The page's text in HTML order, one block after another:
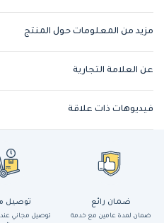
مزيد من المعلومات حول المنتج
عن العلامة التجارية
فيديوهات ذات علاقة
ضمان رائع
ضمان لمدة عامين مع خدمة
توصيل
توصيل مجاني عند